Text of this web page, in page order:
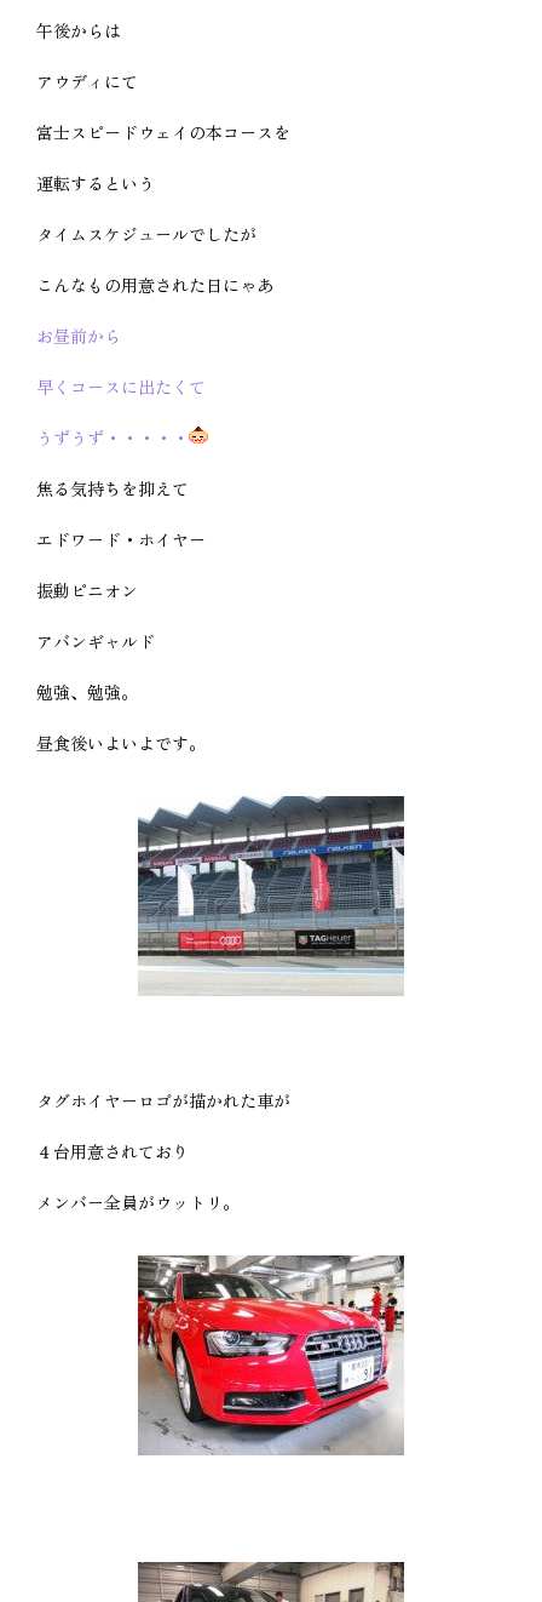
午後からは
アウディにて
富士スピードウェイの本コースを
運転するという
タイムスケジュールでしたが
こんなもの用意された日にゃあ
お昼前から
早くコースに出たくて
うずうず・・・・・
焦る気持ちを抑えて
エドワード・ホイヤー
振動ピニオン
アバンギャルド
勉強、勉強。
昼食後いよいよです。
タグホイヤーロゴが描かれた車が
４台用意されており
メンバー全員がウットリ。